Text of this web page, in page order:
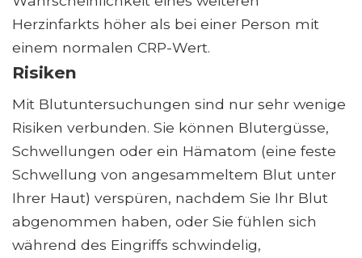
Herzinfarkts höher als bei einer Person mit
einem normalen CRP-Wert.
Risiken
Mit Blutuntersuchungen sind nur sehr wenige
Risiken verbunden. Sie können Blutergüsse,
Schwellungen oder ein Hämatom (eine feste
Schwellung von angesammeltem Blut unter
Ihrer Haut) verspüren, nachdem Sie Ihr Blut
abgenommen haben, oder Sie fühlen sich
während des Eingriffs schwindelig,